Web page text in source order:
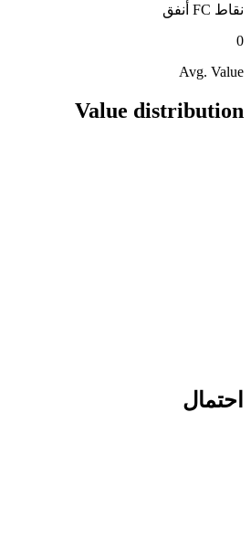
نقاط FC
أنفق
0
Avg. Value
Value distribution
احتمال